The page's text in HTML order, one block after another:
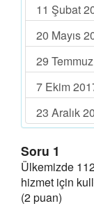
11 Şubat
20 Mayıs
29
7 Ekim
23 Aralık
Soru 1
Ülkemizde
hizmet için
(2 puan)